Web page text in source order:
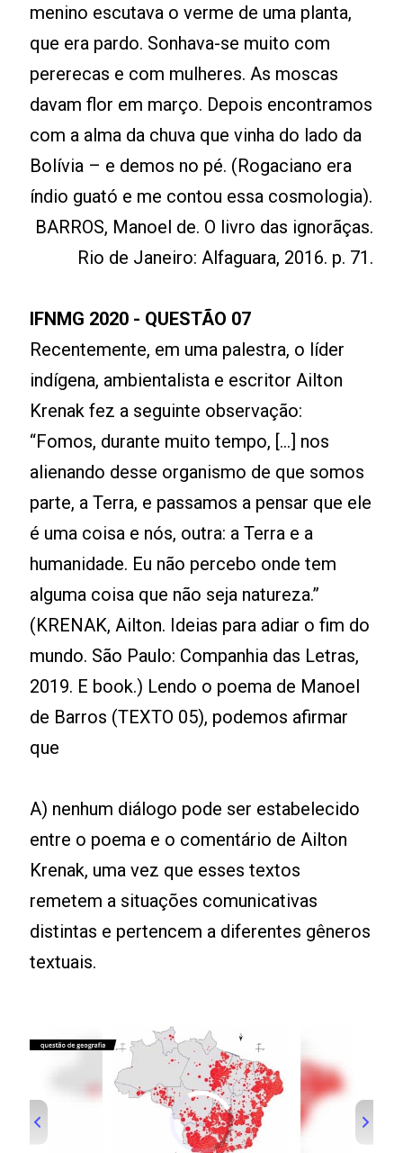
menino escutava o verme de uma planta,
que era pardo. Sonhava-se muito com
pererecas e com mulheres. As moscas
davam flor em março. Depois encontramos
com a alma da chuva que vinha do lado da
Bolívia – e demos no pé. (Rogaciano era
índio guató e me contou essa cosmologia).
BARROS, Manoel de. O livro das ignorãças.
Rio de Janeiro: Alfaguara, 2016. p. 71.
IFNMG 2020 - QUESTÃO 07
Recentemente, em uma palestra, o líder
indígena, ambientalista e escritor Ailton
Krenak fez a seguinte observação:
“Fomos, durante muito tempo, [...] nos
alienando desse organismo de que somos
parte, a Terra, e passamos a pensar que ele
é uma coisa e nós, outra: a Terra e a
humanidade. Eu não percebo onde tem
alguma coisa que não seja natureza.”
(KRENAK, Ailton. Ideias para adiar o fim do
mundo. São Paulo: Companhia das Letras,
2019. E book.) Lendo o poema de Manoel
de Barros (TEXTO 05), podemos afirmar
que
A) nenhum diálogo pode ser estabelecido
entre o poema e o comentário de Ailton
Krenak, uma vez que esses textos
remetem a situações comunicativas
distintas e pertencem a diferentes gêneros
textuais.
Leia mais